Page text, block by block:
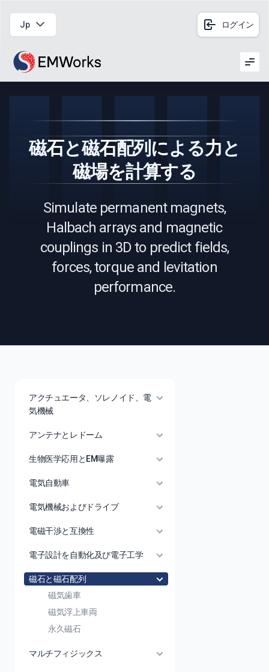
Jp ログイン
磁石と磁石配列による力と
磁場を計算する
Simulate permanent magnets,
Halbach arrays and magnetic
couplings in 3D to predict fields,
forces, torque and levitation
performance.
アクチュエータ、ソレノイド、電
気機械
アンテナとレドーム
生物医学応用とEM曝露
電気自動車
電気機械およびドライブ
電磁干渉と互換性
電子設計を自動化及び電子工学
磁石と磁石配列
磁気歯車
磁気浮上車両
永久磁石
マルチフィジックス